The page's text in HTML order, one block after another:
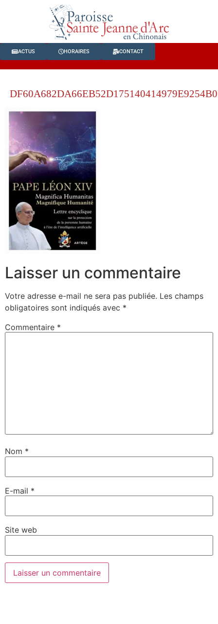
ACTUS HORAIRES CONTACT
Laisser un commentaire
Votre adresse e-mail ne sera pas publiée. Les champs
obligatoires sont indiqués avec *
Commentaire *
Nom *
E-mail *
Site web